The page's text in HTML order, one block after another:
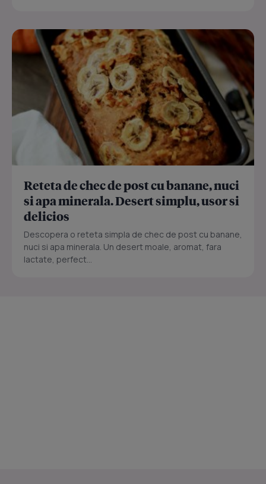
Reteta de chec de post cu banane, nuci
si apa minerala. Desert simplu, usor si
delicios
Descopera o reteta simpla de chec de post cu banane,
nuci si apa minerala. Un desert moale, aromat, fara
lactate, perfect...